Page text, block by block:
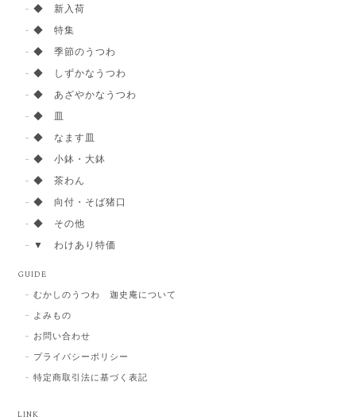
◆ 新入荷
◆ 特集
◆ 季節のうつわ
◆ しずかなうつわ
◆ あざやかなうつわ
◆ 皿
◆ なます皿
◆ 小鉢・大鉢
◆ 茶わん
◆ 向付・そば猪口
◆ その他
▼ わけあり特価
GUIDE
むかしのうつわ 迦史庵について
よみもの
お問い合わせ
プライバシーポリシー
特定商取引法に基づく表記
LINK